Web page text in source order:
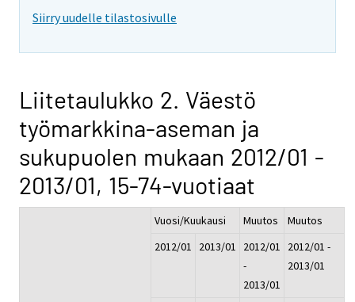
Siirry uudelle tilastosivulle
Liitetaulukko 2. Väestö
työmarkkina-aseman ja
sukupuolen mukaan 2012/01 -
2013/01, 15-74-vuotiaat
Vuosi/Kuukausi Muutos
Muutos
2012/01
2013/01
2012/01
-
2013/01
2012/01 -
2013/01